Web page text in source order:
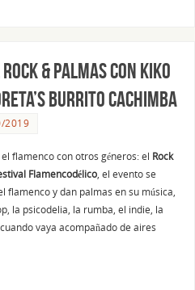
& PALMAS con Kiko
Burrito Cachimba
2019
flamenco con otros géneros: el Rock
Flamencodélico, el evento se
flamenco y dan palmas en su música,
la psicodelia, la rumba, el indie, la
vaya acompañado de aires